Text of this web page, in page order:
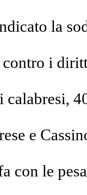
la
contro i
calabresi,
e
con le